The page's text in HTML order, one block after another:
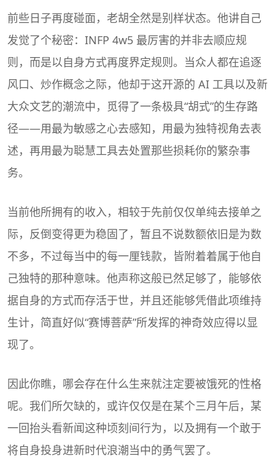
前些日子再度碰面，老胡全然是别样状态。他讲自己
发觉了个秘密：INFP 4w5 最厉害的并非去顺应规
则，而是以自身方式再度界定规则。当众人都在追逐
风口、炒作概念之际，他却于这开源的 AI 工具以及新
大众文艺的潮流中，觅得了一条极具“胡式”的生存路
径——用最为敏感之心去感知，用最为独特视角去表
述，再用最为聪慧工具去处置那些损耗你的繁杂事
务。
当前他所拥有的收入，相较于先前仅仅单纯去接单之
际，反倒变得更为稳固了，暂且不说数额依旧是为数
不多，不过每当中的每一厘钱款，皆附着着属于他自
己独特的那种意味。他声称这般已然足够了，能够依
据自身的方式而存活于世，并且还能够凭借此项维持
生计，简直好似“赛博菩萨”所发挥的神奇效应得以显
现了。
因此你瞧，哪会存在什么生来就注定要被饿死的性格
呢。我们所欠缺的，或许仅仅是在某个三月午后，某
一回抬头看新闻这种顷刻间行为，以及拥有一个敢于
将自身投身进新时代浪潮当中的勇气罢了。